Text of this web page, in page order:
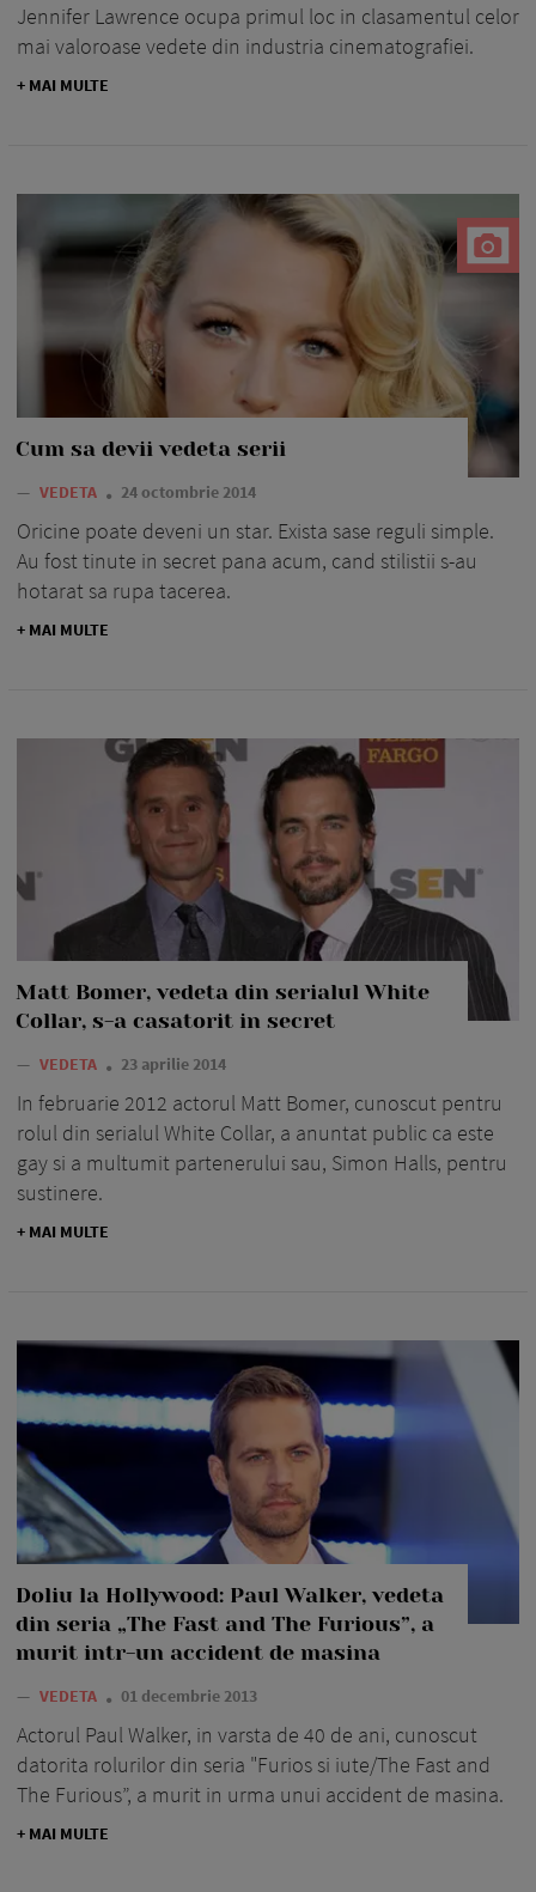
Jennifer Lawrence ocupa primul loc in clasamentul celor
mai valoroase vedete din industria cinematografiei.
+ MAI MULTE
Cum sa devii vedeta serii
— VEDETA 24 octombrie 2014
Oricine poate deveni un star. Exista sase reguli simple.
Au fost tinute in secret pana acum, cand stilistii s-au
hotarat sa rupa tacerea.
+ MAI MULTE
Matt Bomer, vedeta din serialul White
Collar, s-a casatorit in secret
— VEDETA 23 aprilie 2014
In februarie 2012 actorul Matt Bomer, cunoscut pentru
rolul din serialul White Collar, a anuntat public ca este
gay si a multumit partenerului sau, Simon Halls, pentru
sustinere.
+ MAI MULTE
Doliu la Hollywood: Paul Walker, vedeta
din seria „The Fast and The Furious”, a
murit intr-un accident de masina
— VEDETA 01 decembrie 2013
Actorul Paul Walker, in varsta de 40 de ani, cunoscut
datorita rolurilor din seria "Furios si iute/The Fast and
The Furious”, a murit in urma unui accident de masina.
+ MAI MULTE